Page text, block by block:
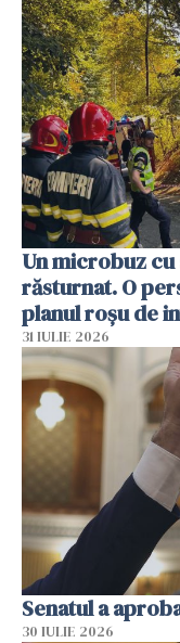
Un microbuz
răsturnat. O
planul roșu de
31 IULIE 2026
Senatul a
30 IULIE 2026